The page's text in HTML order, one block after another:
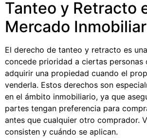
Tanteo y Retracto
Mercado
El derecho de tanteo y retracto es
concede prioridad a ciertas personas
adquirir una propiedad cuando el
venderla. Estos derechos son
en el ámbito inmobiliario, ya que
partes tengan preferencia para
antes que cualquier otro comprador.
consisten y cuándo se aplican.